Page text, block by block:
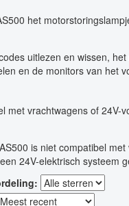
het
uitlezen en wissen,
en de monitors van het
met vrachtwagens of 24V-
is niet compatibel
24V-elektrisch systeem